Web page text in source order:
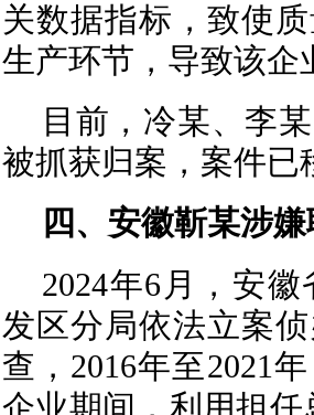
关数据指标，致使
生产环节，导致该企
目前，冷某、李
被抓获归案，案件已
四、安徽靳某涉
2024年6月，安
发区分局依法立案
查，2016年至2021
企业期间，利用担